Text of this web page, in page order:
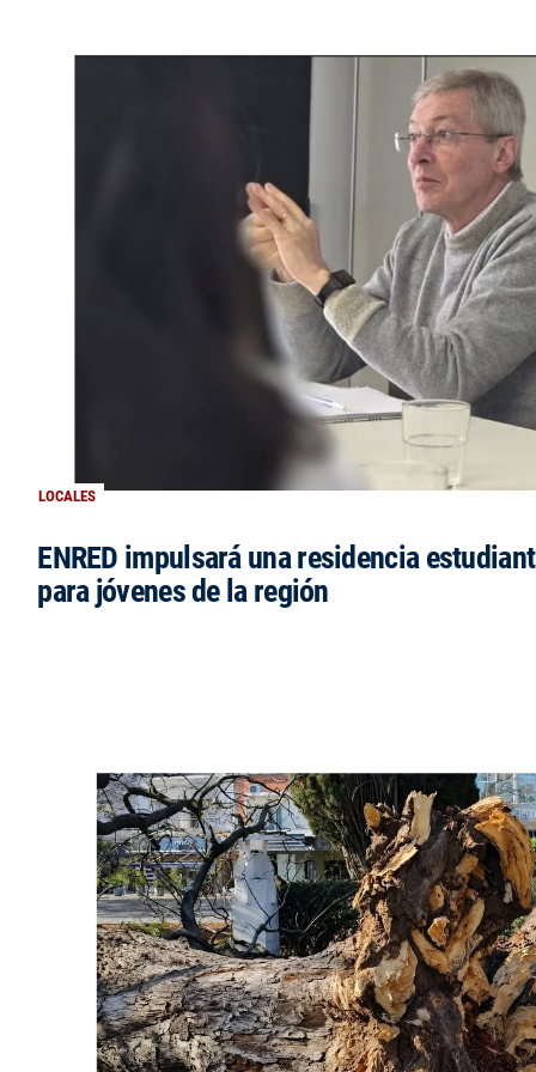
LOCALES
ENRED impulsará una residencia
para jóvenes de la región